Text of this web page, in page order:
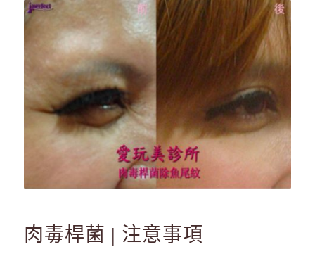
肉毒桿菌 | 注意事項